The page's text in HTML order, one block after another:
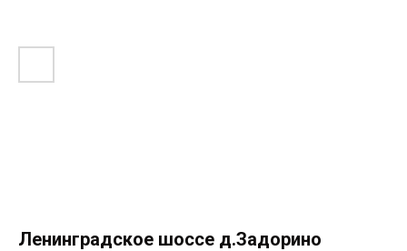
Ленинградское шоссе д.Задорино